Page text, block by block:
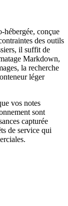
hébergée, conçue
des outils
il suffit de
Markdown,
la recherche
léger
vos notes
sont
capturée
de service qui